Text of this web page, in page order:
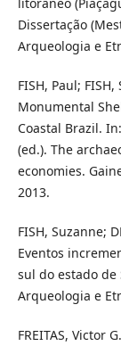
Dissertação
Arqueologia e
FISH, Paul; FISH,
Monumental
Coastal Brazil.
(ed.). The
economies.
2013.
FISH, Suzanne;
Eventos
sul do estado de
Arqueologia e
FREITAS, Victor